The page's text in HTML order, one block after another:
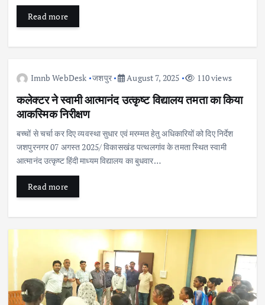
Read more
Imnb WebDesk जशपुर August 7, 2025 110 views
कलेक्टर ने स्वामी आत्मानंद उत्कृष्ट विद्यालय तमता का किया
आकस्मिक निरीक्षण
बच्चों से चर्चा कर दिए व्यवस्था सुधार एवं मरम्मत हेतु अधिकारियों को दिए निर्देश
जशपुरनगर 07 अगस्त 2025/ विकासखंड पत्थलगांव के तमता स्थित स्वामी
आत्मानंद उत्कृष्ट हिंदी माध्यम विद्यालय का बुधवार…
Read more